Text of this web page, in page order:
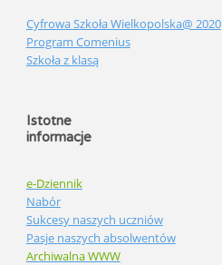
Cyfrowa Szkoła Wielkopolska@ 2020
Program Comenius
Szkoła z klasą
Istotne
informacje
e-Dziennik
Nabór
Sukcesy naszych uczniów
Pasje naszych absolwentów
Archiwalna WWW